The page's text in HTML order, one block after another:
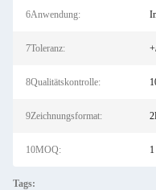
6Anwendung:
7Toleranz:
8Qualitätskontrolle:
9Zeichnungsformat:
10MOQ:
Tags: